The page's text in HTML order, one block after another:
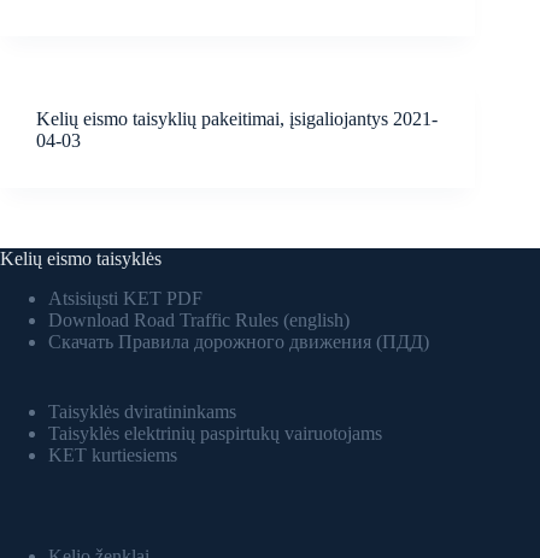
Kelių eismo taisyklių pakeitimai, įsigaliojantys 2021-
04-03
Kelių eismo taisyklės
Atsisiųsti KET PDF
Download Road Traffic Rules (english)
Скачать Правила дорожного движения (ПДД)
Taisyklės dviratininkams
Taisyklės elektrinių paspirtukų vairuotojams
KET kurtiesiems